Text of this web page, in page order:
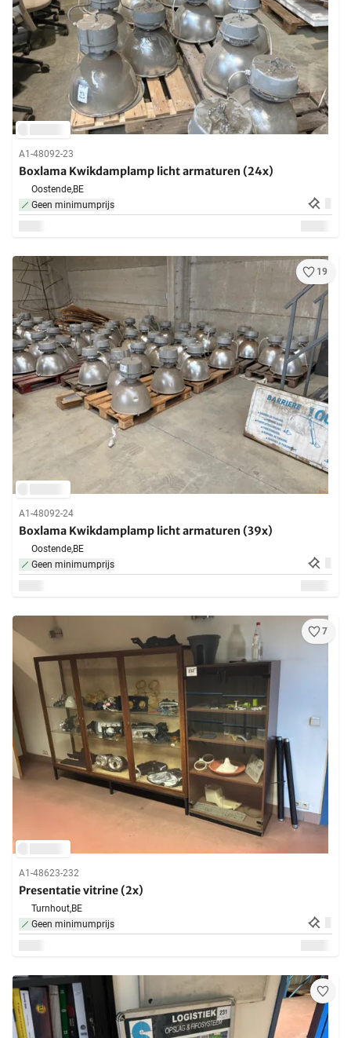
A1-48092-23
Boxlama Kwikdamplamp licht armaturen (24x)
Oostende,BE
Geen minimumprijs
19
A1-48092-24
Boxlama Kwikdamplamp licht armaturen (39x)
Oostende,BE
Geen minimumprijs
7
A1-48623-232
Presentatie vitrine (2x)
Turnhout,BE
Geen minimumprijs